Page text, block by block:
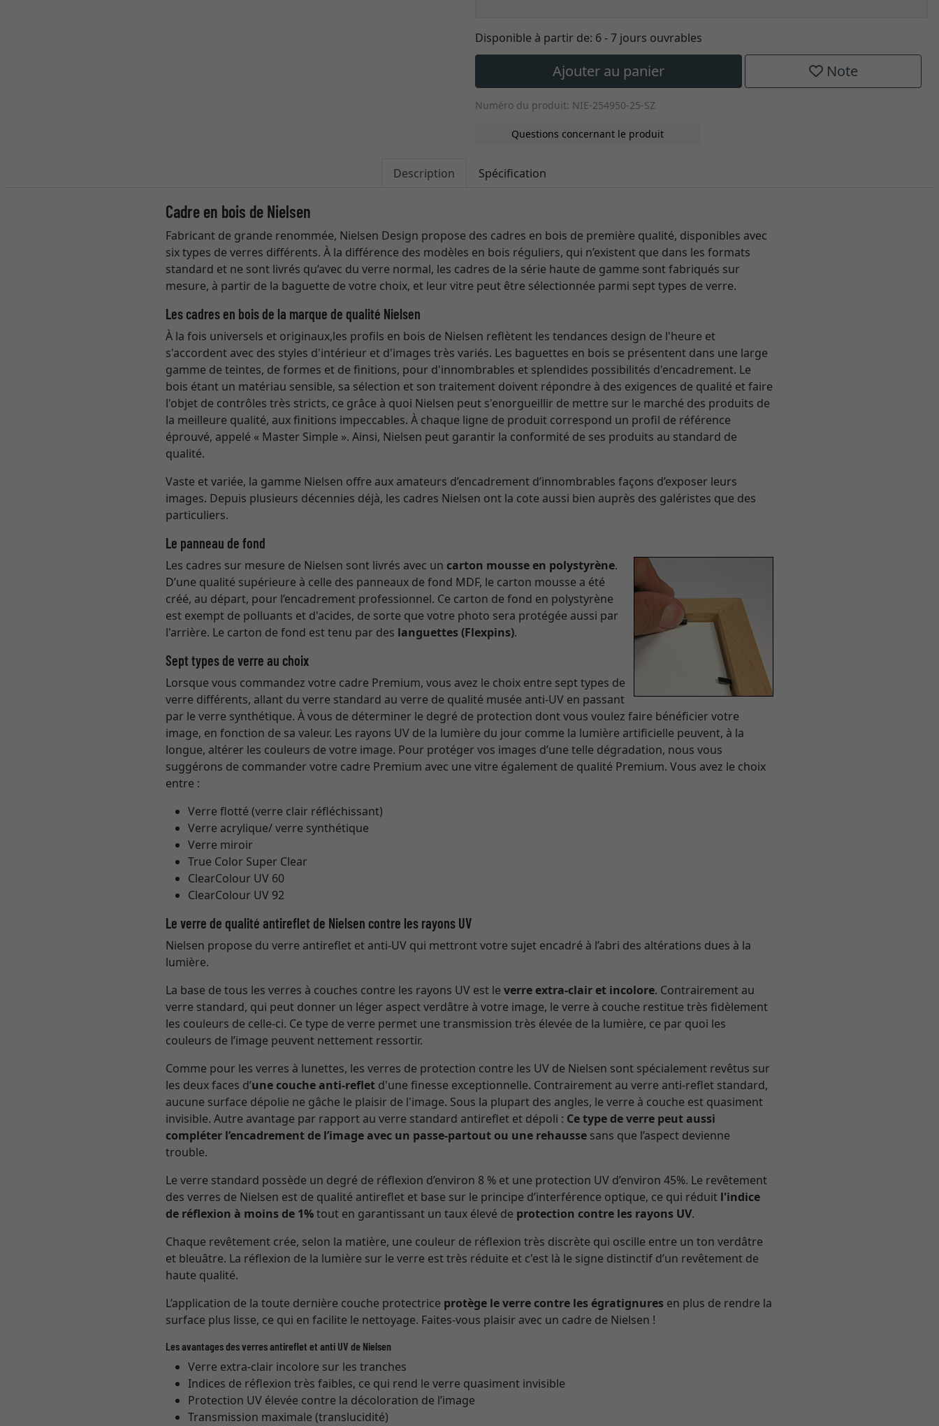
Disponible à partir de: 6 - 7 jours ouvrables
Ajouter au panier Note
Numéro du produit: NIE-254950-25-SZ
Questions concernant le produit
Description Spécification
Cadre en bois de Nielsen
Fabricant de grande renommée, Nielsen Design propose des cadres en bois de première qualité, disponibles avec
six types de verres différents. À la différence des modèles en bois réguliers, qui n’existent que dans les formats
standard et ne sont livrés qu’avec du verre normal, les cadres de la série haute de gamme sont fabriqués sur
mesure, à partir de la baguette de votre choix, et leur vitre peut être sélectionnée parmi sept types de verre.
Les cadres en bois de la marque de qualité Nielsen
À la fois universels et originaux,les profils en bois de Nielsen reflètent les tendances design de l'heure et
s'accordent avec des styles d'intérieur et d'images très variés. Les baguettes en bois se présentent dans une large
gamme de teintes, de formes et de finitions, pour d'innombrables et splendides possibilités d'encadrement. Le
bois étant un matériau sensible, sa sélection et son traitement doivent répondre à des exigences de qualité et faire
l'objet de contrôles très stricts, ce grâce à quoi Nielsen peut s'enorgueillir de mettre sur le marché des produits de
la meilleure qualité, aux finitions impeccables. À chaque ligne de produit correspond un profil de référence
éprouvé, appelé « Master Simple ». Ainsi, Nielsen peut garantir la conformité de ses produits au standard de
qualité.
Vaste et variée, la gamme Nielsen offre aux amateurs d’encadrement d’innombrables façons d’exposer leurs
images. Depuis plusieurs décennies déjà, les cadres Nielsen ont la cote aussi bien auprès des galéristes que des
particuliers.
Le panneau de fond
Les cadres sur mesure de Nielsen sont livrés avec un carton mousse en polystyrène.
D’une qualité supérieure à celle des panneaux de fond MDF, le carton mousse a été
créé, au départ, pour l’encadrement professionnel. Ce carton de fond en polystyrène
est exempt de polluants et d'acides, de sorte que votre photo sera protégée aussi par
l'arrière. Le carton de fond est tenu par des languettes (Flexpins).
Sept types de verre au choix
Lorsque vous commandez votre cadre Premium, vous avez le choix entre sept types de
verre différents, allant du verre standard au verre de qualité musée anti-UV en passant
par le verre synthétique. À vous de déterminer le degré de protection dont vous voulez faire bénéficier votre
image, en fonction de sa valeur. Les rayons UV de la lumière du jour comme la lumière artificielle peuvent, à la
longue, altérer les couleurs de votre image. Pour protéger vos images d’une telle dégradation, nous vous
suggérons de commander votre cadre Premium avec une vitre également de qualité Premium. Vous avez le choix
entre :
Verre flotté (verre clair réfléchissant)
Verre acrylique/ verre synthétique
Verre miroir
True Color Super Clear
ClearColour UV 60
ClearColour UV 92
Le verre de qualité antireflet de Nielsen contre les rayons UV
Nielsen propose du verre antireflet et anti-UV qui mettront votre sujet encadré à l’abri des altérations dues à la
lumière.
La base de tous les verres à couches contre les rayons UV est leverre extra-clair et incolore. Contrairement au
verre standard, qui peut donner un léger aspect verdâtre à votre image, le verre à couche restitue très fidèlement
les couleurs de celle-ci. Ce type de verre permet une transmission très élevée de la lumière, ce par quoi les
couleurs de l’image peuvent nettement ressortir.
Comme pour les verres à lunettes, les verres de protection contre les UV de Nielsen sont spécialement revêtus sur
les deux faces d’une couche anti-reflet d'une finesse exceptionnelle. Contrairement au verre anti-reflet standard,
aucune surface dépolie ne gâche le plaisir de l'image. Sous la plupart des angles, le verre à couche est quasiment
invisible. Autre avantage par rapport au verre standard antireflet et dépoli : Ce type de verre peut aussi
compléter l’encadrement de l’image avec un passe-partout ou une rehausse sans que l’aspect devienne
trouble.
Le verre standard possède un degré de réflexion d’environ 8 % et une protection UV d’environ 45%. Le revêtement
des verres de Nielsen est de qualité antireflet et base sur le principe d’interférence optique, ce qui réduit l'indice
de réflexion à moins de 1%tout en garantissant un taux élevé de protection contre les rayons UV.
Chaque revêtement crée, selon la matière, une couleur de réflexion très discrète qui oscille entre un ton verdâtre
et bleuâtre. La réflexion de la lumière sur le verre est très réduite et c'est là le signe distinctif d’un revêtement de
haute qualité.
L’application de la toute dernière couche protectrice protège le verre contre les égratignures en plus de rendre la
surface plus lisse, ce qui en facilite le nettoyage. Faites-vous plaisir avec un cadre de Nielsen !
Les avantages des verres antireflet et anti UV de Nielsen
Verre extra-clair incolore sur les tranches
Indices de réflexion très faibles, ce qui rend le verre quasiment invisible
Protection UV élevée contre la décoloration de l’image
Transmission maximale (translucidité)